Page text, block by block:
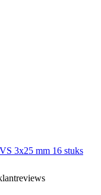
3x25 mm 16 stuks